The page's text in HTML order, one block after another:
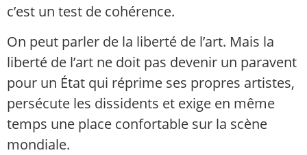
c’est un test de cohérence.
On peut parler de la liberté de l’art. Mais la
liberté de l’art ne doit pas devenir un paravent
pour un État qui réprime ses propres artistes,
persécute les dissidents et exige en même
temps une place confortable sur la scène
mondiale.